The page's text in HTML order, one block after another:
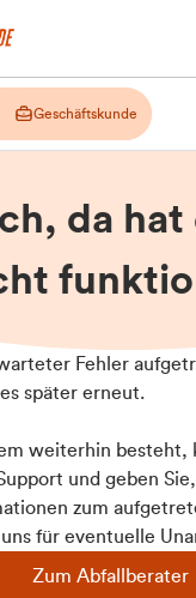
Geschäftskunde
da hat
Fehler
später erneut.
weiterhin besteht,
und geben
zum
für eventuelle
Zum Abfallberater